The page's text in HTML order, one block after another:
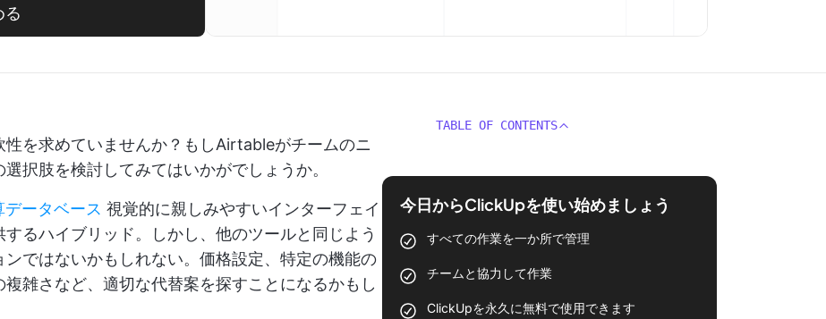
る
を求めていませんか？もしAirtableがチームのニ
択肢を検討してみてはいかがでしょうか。
データベース 視覚的に親しみやすいインターフェイ
るハイブリッド。しかし、他のツールと同じよう
ではないかもしれない。価格設定、特定の機能の
雑さなど、適切な代替案を探すことになるかもし
TABLE OF CONTENTS
今日からClickUpを使い始めましょう
すべての作業を一か所で管理
チームと協力して作業
ClickUpを永久に無料で使用できます